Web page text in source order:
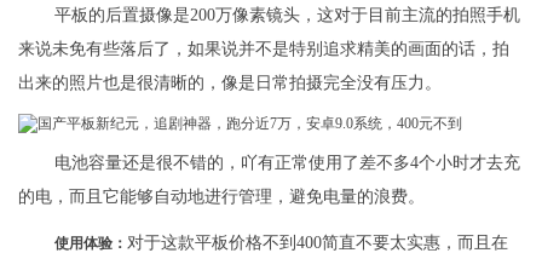
平板的后置摄像是200万像素镜头，这对于目前主流的拍照手机
来说未免有些落后了，如果说并不是特别追求精美的画面的话，拍
出来的照片也是很清晰的，像是日常拍摄完全没有压力。
电池容量还是很不错的，吖有正常使用了差不多4个小时才去充
的电，而且它能够自动地进行管理，避免电量的浪费。
使用体验： 对于这款平板价格不到400简直不要太实惠，而且在